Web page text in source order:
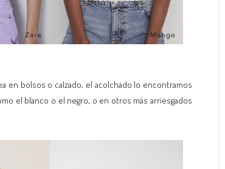
en bolsos o calzado, el acolchado lo encontramos
el blanco o el negro, o en otros más arriesgados